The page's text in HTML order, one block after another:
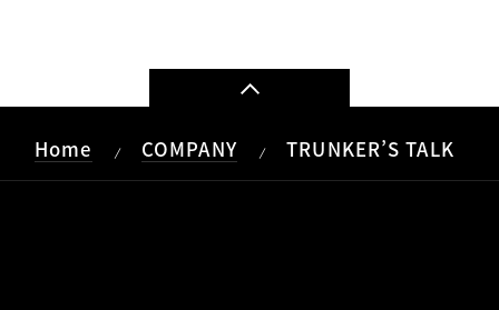
Home / COMPANY / TRUNKER’S TALK